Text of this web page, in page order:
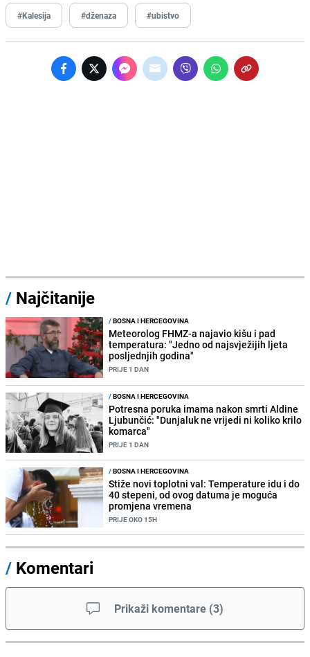
#Kalesija #dženaza #ubistvo
/ Najčitanije
/BOSNA I HERCEGOVINA
Meteorolog FHMZ-a najavio kišu i pad
temperatura: "Jedno od najsvježijih ljeta
posljednjih godina"
PRIJE 1 DAN
/BOSNA I HERCEGOVINA
Potresna poruka imama nakon smrti Aldine
Ljubunčić: "Dunjaluk ne vrijedi ni koliko krilo
komarca"
PRIJE 1 DAN
/BOSNA I HERCEGOVINA
Stiže novi toplotni val: Temperature idu i do
40 stepeni, od ovog datuma je moguća
promjena vremena
PRIJE OKO 15H
/ Komentari
Prikaži komentare (3)